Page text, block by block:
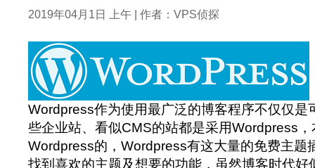
2019年04月1日 上午 | 作者：VPS侦探
Wordpress作为使用最广泛的博客程序不仅仅是
些企业站、看似CMS的站都是采用Wordpress
Wordpress的，Wordpress有这大量的免费主题
找到喜欢的主题及想要的功能，虽然博客时代好